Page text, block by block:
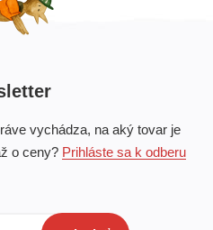
vychádza, na aký tovar je
o ceny? Prihláste sa k odberu